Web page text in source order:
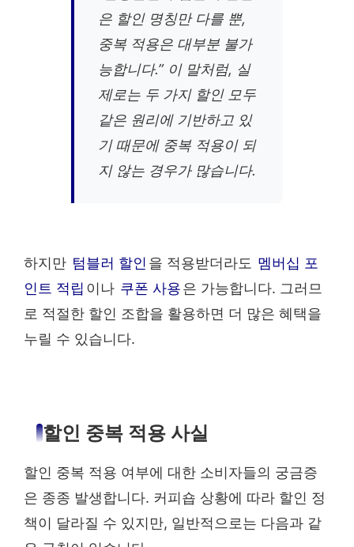
은 할인 명칭만 다를 뿐,
중복 적용은 대부분 불가
능합니다.” 이 말처럼, 실
제로는 두 가지 할인 모두
같은 원리에 기반하고 있
기 때문에 중복 적용이 되
지 않는 경우가 많습니다.
하지만 텀블러 할인 을 적용받더라도 멤버십 포
인트 적립 이나 쿠폰 사용은 가능합니다. 그러므
로 적절한 할인 조합을 활용하면 더 많은 혜택을
누릴 수 있습니다.
할인 중복 적용 사실
할인 중복 적용 여부에 대한 소비자들의 궁금증
은 종종 발생합니다. 커피숍 상황에 따라 할인 정
책이 달라질 수 있지만, 일반적으로는 다음과 같